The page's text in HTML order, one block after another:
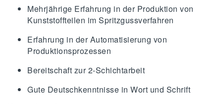
Mehrjährige Erfahrung in der Produktion von
Kunststoffteilen im Spritzgussverfahren
Erfahrung in der Automatisierung von
Produktionsprozessen
Bereitschaft zur 2-Schichtarbeit
Gute Deutschkenntnisse in Wort und Schrift